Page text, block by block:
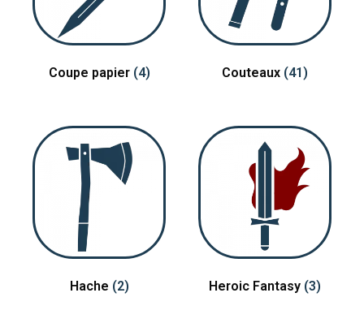
Coupe papier (4) Couteaux (41)
Hache (2) Heroic Fantasy (3)